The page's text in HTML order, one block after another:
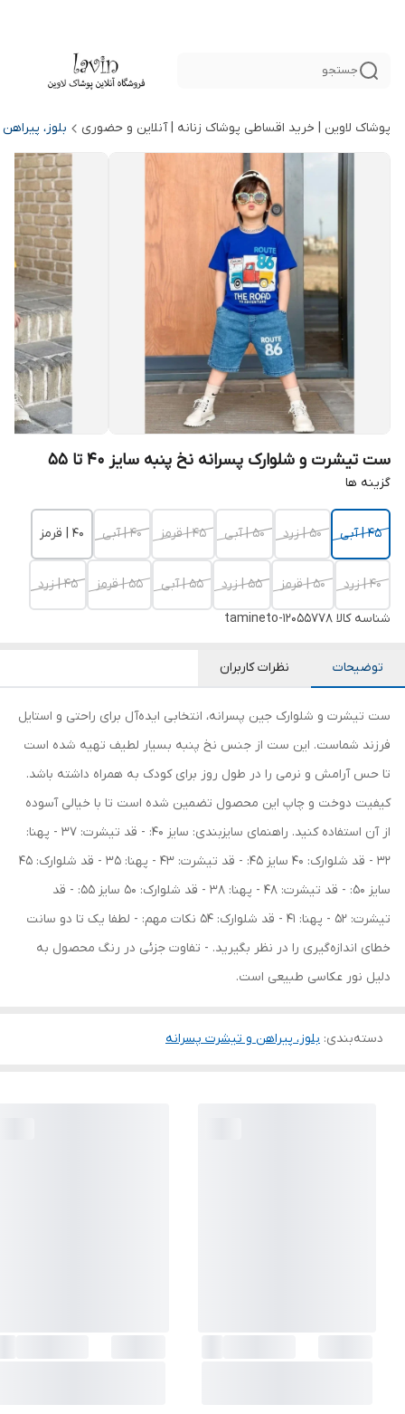
جستجو
پوشاک لاوین | خرید اقساطی پوشاک زنانه | آنلاین و حضوری بلوز،
ست تیشرت و شلوارک پسرانه نخ پنبه سایز 40 تا 55
گزینه ها
۴۵ | آبی ۵۰ | زرد ۵۰ | آبی ۴۵ | قرمز ۴۰ | آبی ۴۰ | قرمز
۴۰ | زرد ۵۰ | قرمز ۵۵ | زرد ۵۵ | آبی ۵۵ | قرمز
۴۵ | زرد
شناسه کالا tamineto-12055778
توضیحات نظرات کاربران
ست تیشرت و شلوارک جین پسرانه، انتخابی ایده‌آل برای راحتی و استایل
فرزند شماست. این ست از جنس نخ پنبه بسیار لطیف تهیه شده است
تا حس آرامش و نرمی را در طول روز برای کودک به همراه داشته باشد.
کیفیت دوخت و چاپ این محصول تضمین شده است تا با خیالی آسوده
از آن استفاده کنید. راهنمای سایزبندی: سایز 40: - قد تیشرت: 37 - پهنا:
32 - قد شلوارک: 40 سایز 45: - قد تیشرت: 43 - پهنا: 35 - قد شلوارک: 45
سایز 50: - قد تیشرت: 48 - پهنا: 38 - قد شلوارک: 50 سایز 55: - قد
تیشرت: 52 - پهنا: 41 - قد شلوارک: 54 نکات مهم: - لطفا یک تا دو سانت
خطای اندازه‌گیری را در نظر بگیرید. - تفاوت جزئی در رنگ محصول به
دلیل نور عکاسی طبیعی است.
دسته‌بندی: بلوز، پیراهن و تیشرت پسرانه